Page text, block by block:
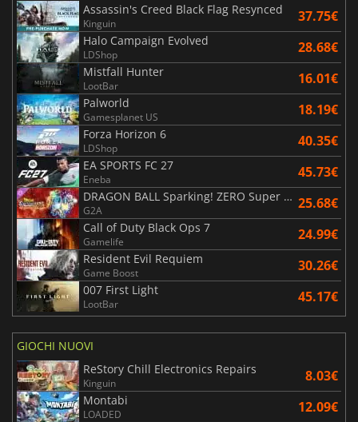
Assassin's Creed Black Flag Resynced
Kinguin 37.75€
Halo Campaign Evolved
LDShop 28.68€
Mistfall Hunter
LootBar 16.01€
Palworld
Gamesplanet US 18.19€
Forza Horizon 6
LDShop 40.35€
EA SPORTS FC 27
Eneba 45.73€
DRAGON BALL Sparking! ZERO Super Limit Breaking NEO
G2A 25.68€
Call of Duty Black Ops 7
Gamelife 24.99€
Resident Evil Requiem
Game Boost 30.26€
007 First Light
LootBar 45.17€
GIOCHI NUOVI
ReStory Chill Electronics Repairs
Kinguin 8.03€
Montabi
LOADED 12.09€